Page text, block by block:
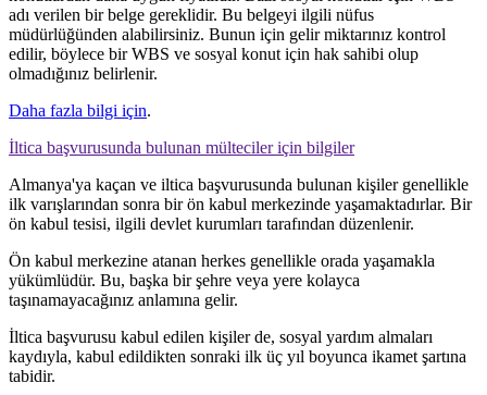
adı verilen bir belge gereklidir. Bu belgeyi ilgili nüfus
müdürlüğünden alabilirsiniz. Bunun için gelir miktarınız kontrol
edilir, böylece bir WBS ve sosyal konut için hak sahibi olup
olmadığınız belirlenir.
Daha fazla bilgi için.
İltica başvurusunda bulunan mülteciler için bilgiler
Almanya'ya kaçan ve iltica başvurusunda bulunan kişiler genellikle
ilk varışlarından sonra bir ön kabul merkezinde yaşamaktadırlar. Bir
ön kabul tesisi, ilgili devlet kurumları tarafından düzenlenir.
Ön kabul merkezine atanan herkes genellikle orada yaşamakla
yükümlüdür. Bu, başka bir şehre veya yere kolayca
taşınamayacağınız anlamına gelir.
İltica başvurusu kabul edilen kişiler de, sosyal yardım almaları
kaydıyla, kabul edildikten sonraki ilk üç yıl boyunca ikamet şartına
tabidir.